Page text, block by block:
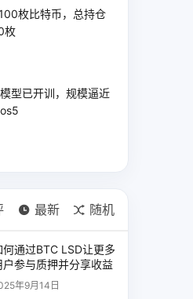
枚比特币，总持仓
枚
型已开训，规模逼近
最新 随机
何通过BTC LSD让更多
户参与质押并分享收益
年9月14日